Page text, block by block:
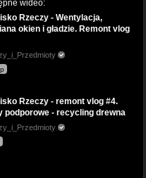
wideo:
Rzeczy - Wentylacja,
okien i gładzie. Remont vlog
Rzeczy - remont vlog #4.
podporowe - recycling drewna